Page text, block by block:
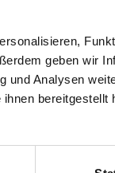
geben wir
Analysen
Mehr